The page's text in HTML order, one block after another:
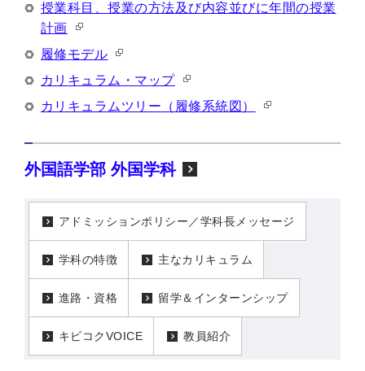
授業科目、授業の方法及び内容並びに年間の授業
計画
履修モデル
カリキュラム・マップ
カリキュラムツリー（履修系統図）
外国語学部 外国学科
アドミッションポリシー／学科長メッセージ
学科の特徴 主なカリキュラム
進路・資格 留学＆インターンシップ
キビコクVOICE 教員紹介